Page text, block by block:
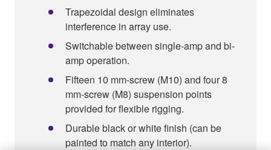
Trapezoidal design eliminates
interference in array use.
Switchable between single-amp and bi-
amp operation.
Fifteen 10 mm-screw (M10) and four 8
mm-screw (M8) suspension points
provided for flexible rigging.
Durable black or white finish (can be
painted to match any interior).